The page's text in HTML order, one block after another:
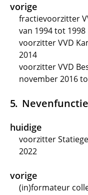
vorige
fractievoorzitter
van 1994 tot 1998
voorzitter VVD
2014
voorzitter VVD
november 2016
huidige
voorzitter
2022
vorige
(in)formateur